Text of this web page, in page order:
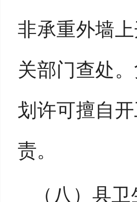
非承重外墙
关部门查处
划许可擅自
责。
（八）县